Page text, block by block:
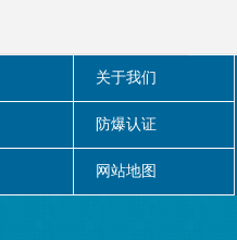
关于我们
防爆认证
网站地图